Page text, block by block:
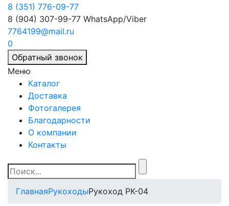
8 (351) 776-09-77
8 (904) 307-99-77 WhatsApp/Viber
7764199@mail.ru
0
Обратный звонок
Меню
Каталог
Доставка
Фотогалерея
Благодарности
О компании
Контакты
ГлавнаяРукоходыРукоход РК-04